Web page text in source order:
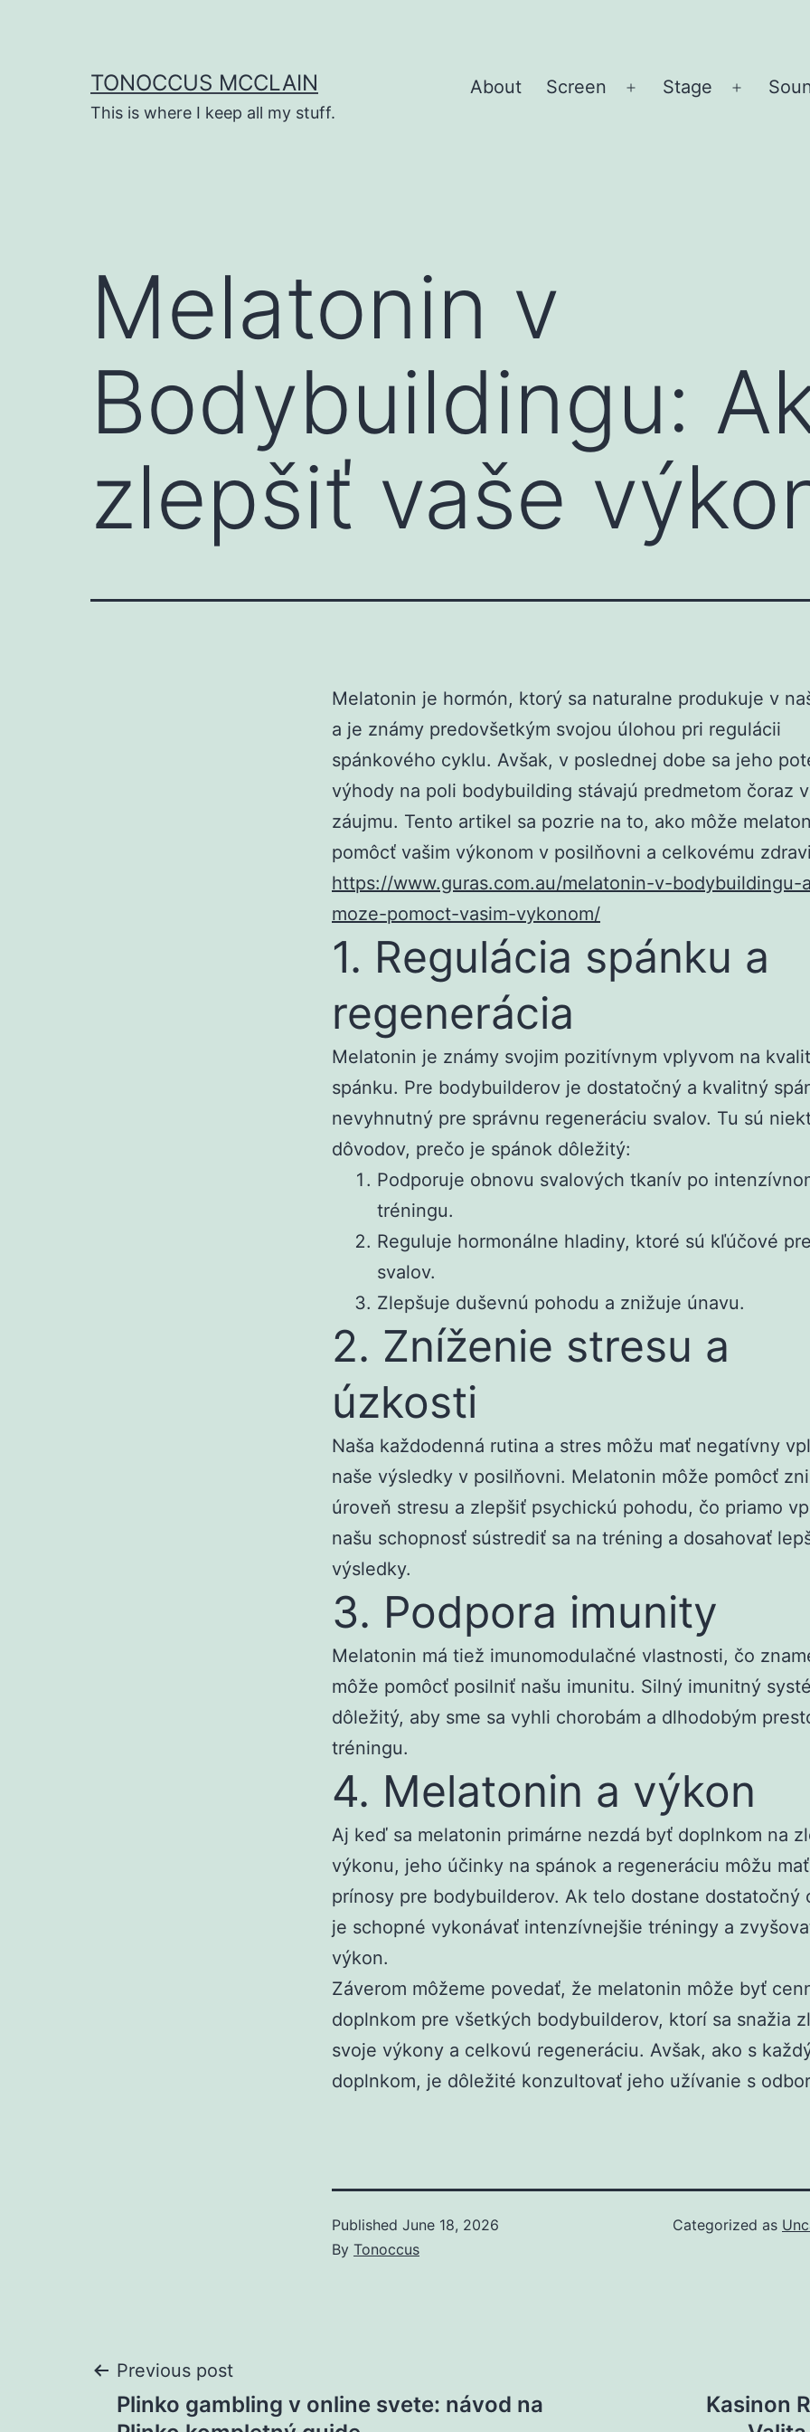
TONOCCUS MCCLAIN
This is where I keep all my stuff.
About Screen
Open
Stage
Open
Melatonin v
Bodybuildingu:
zlepšiť vaše
Melatonin je hormón, ktorý sa naturalne produkuje v
a je známy predovšetkým svojou úlohou pri regulácii
spánkového cyklu. Avšak, v poslednej dobe sa jeho
výhody na poli bodybuilding stávajú predmetom čoraz
záujmu. Tento artikel sa pozrie na to, ako môže
pomôcť vašim výkonom v posilňovni a celkovému
https://www.guras.com.au/melatonin-v-bodybuildingu-
moze-pomoct-vasim-vykonom/
1. Regulácia spánku a
regenerácia
Melatonin je známy svojim pozitívnym vplyvom na
spánku. Pre bodybuilderov je dostatočný a kvalitný
nevyhnutný pre správnu regeneráciu svalov. Tu sú
dôvodov, prečo je spánok dôležitý:
Podporuje obnovu svalových tkanív po
tréningu.
Reguluje hormonálne hladiny, ktoré sú kľúčové
svalov.
Zlepšuje duševnú pohodu a znižuje únavu.
2. Zníženie stresu a
úzkosti
Naša každodenná rutina a stres môžu mať negatívny
naše výsledky v posilňovni. Melatonin môže pomôcť
úroveň stresu a zlepšiť psychickú pohodu, čo priamo
našu schopnosť sústrediť sa na tréning a dosahovať
výsledky.
3. Podpora imunity
Melatonin má tiež imunomodulačné vlastnosti, čo
môže pomôcť posilniť našu imunitu. Silný imunitný
dôležitý, aby sme sa vyhli chorobám a dlhodobým
tréningu.
4. Melatonin a výkon
Aj keď sa melatonin primárne nezdá byť doplnkom na
výkonu, jeho účinky na spánok a regeneráciu môžu
prínosy pre bodybuilderov. Ak telo dostane dostatočný
je schopné vykonávať intenzívnejšie tréningy a
výkon.
Záverom môžeme povedať, že melatonin môže byť
doplnkom pre všetkých bodybuilderov, ktorí sa snažia
svoje výkony a celkovú regeneráciu. Avšak, ako s
doplnkom, je dôležité konzultovať jeho užívanie s
Published June 18, 2026
By Tonoccus
Categorized as
Post
Previous post
Plinko gambling v online svete: návod na
Kasinon